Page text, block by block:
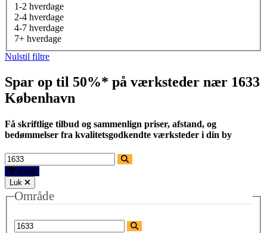
1-2 hverdage
2-4 hverdage
4-7 hverdage
7+ hverdage
Nulstil filtre
Spar op til 50%* på værksteder nær 1633
København
Få skriftlige tilbud og sammenlign priser, afstand, og
bedømmelser fra kvalitetsgodkendte værksteder i din by
Filtre
Luk
Område